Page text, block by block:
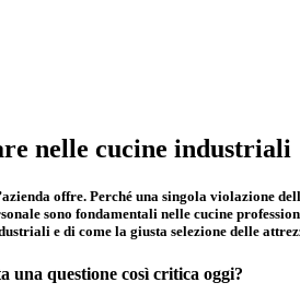
nelle cucine industriali
offre. Perché una singola violazione
sono fondamentali nelle cucine
e di come la giusta selezione delle
una questione così critica oggi?